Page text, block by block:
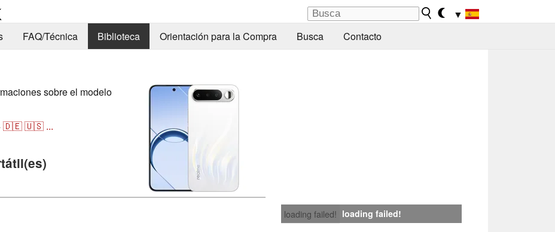
▼
FAQ/Técnica Biblioteca Orientación para la Compra Busca Contacto
sobre el modelo
🇩🇪🇺🇸 ...
loading failed! loading failed!